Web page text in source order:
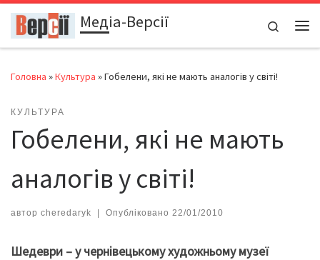
Перейти до вмістуМедіа-Версії
Search
Головна »Культура »Гобелени, які не мають аналогів у світі!
КУЛЬТУРА
Гобелени, які не мають
аналогів у світі!
автор cheredaryk | Опубліковано 22/01/2010
Шедеври – у чернівецькому художньому музеї